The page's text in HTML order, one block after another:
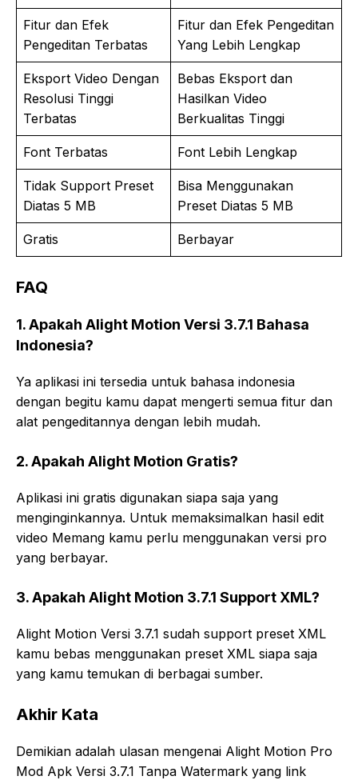
Fitur dan Efek
Pengeditan Terbatas
Fitur dan Efek Pengeditan
Yang Lebih Lengkap
Eksport Video Dengan
Resolusi Tinggi
Terbatas
Bebas Eksport dan
Hasilkan Video
Berkualitas Tinggi
Font Terbatas Font Lebih Lengkap
Tidak Support Preset
Diatas 5 MB
Bisa Menggunakan
Preset Diatas 5 MB
Gratis Berbayar
FAQ
1. Apakah Alight Motion Versi 3.7.1 Bahasa
Indonesia?
Ya aplikasi ini tersedia untuk bahasa indonesia
dengan begitu kamu dapat mengerti semua fitur dan
alat pengeditannya dengan lebih mudah.
2. Apakah Alight Motion Gratis?
Aplikasi ini gratis digunakan siapa saja yang
menginginkannya. Untuk memaksimalkan hasil edit
video Memang kamu perlu menggunakan versi pro
yang berbayar.
3. Apakah Alight Motion 3.7.1 Support XML?
Alight Motion Versi 3.7.1 sudah support preset XML
kamu bebas menggunakan preset XML siapa saja
yang kamu temukan di berbagai sumber.
Akhir Kata
Demikian adalah ulasan mengenai Alight Motion Pro
Mod Apk Versi 3.7.1 Tanpa Watermark yang link